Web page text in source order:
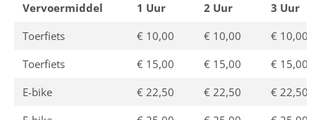
Vervoermiddel 1 Uur 2 Uur
3 Uur
Toerfiets
€ 10,00 € 10,00
€ 10,00
Toerfiets
€ 15,00 € 15,00
€ 15,00
E-bike
€ 22,50 € 22,50
€ 22,50